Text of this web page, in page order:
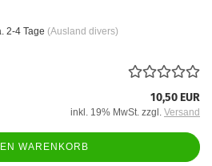
2-4 Tage (Ausland divers)
10,50 EUR
inkl. 19% MwSt. zzgl. Versand
WARENKORB